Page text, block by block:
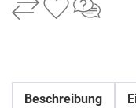
Beschreibung